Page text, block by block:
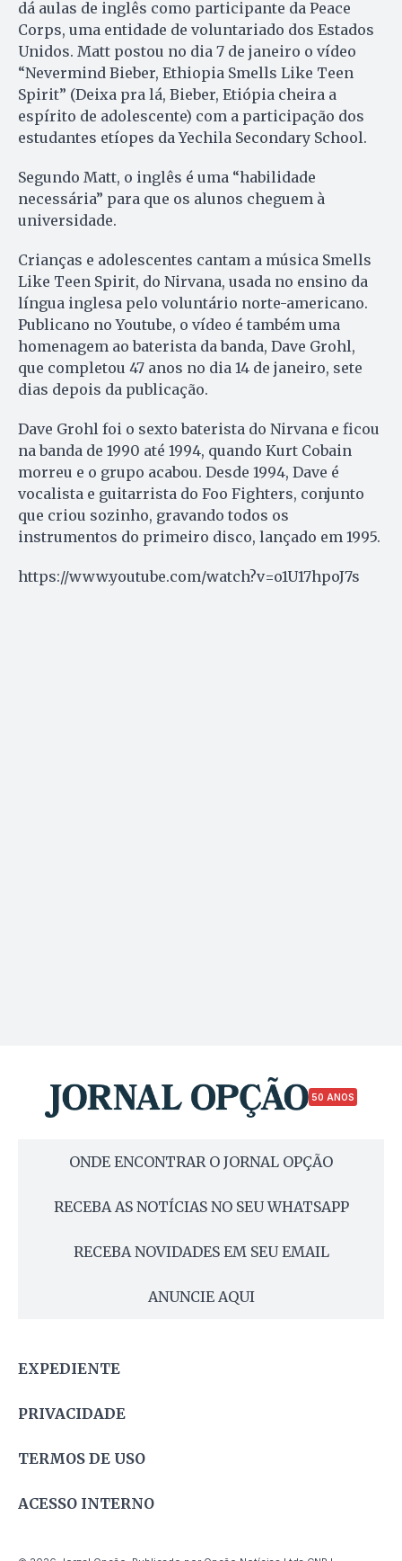
dá aulas de inglês como participante da Peace
Corps, uma entidade de voluntariado dos Estados
Unidos. Matt postou no dia 7 de janeiro o vídeo
“Nevermind Bieber, Ethiopia Smells Like Teen
Spirit” (Deixa pra lá, Bieber, Etiópia cheira a
espírito de adolescente) com a participação dos
estudantes etíopes da Yechila Secondary School.
Segundo Matt, o inglês é uma “habilidade
necessária” para que os alunos cheguem à
universidade.
Crianças e adolescentes cantam a música Smells
Like Teen Spirit, do Nirvana, usada no ensino da
língua inglesa pelo voluntário norte-americano.
Publicano no Youtube, o vídeo é também uma
homenagem ao baterista da banda, Dave Grohl,
que completou 47 anos no dia 14 de janeiro, sete
dias depois da publicação.
Dave Grohl foi o sexto baterista do Nirvana e ficou
na banda de 1990 até 1994, quando Kurt Cobain
morreu e o grupo acabou. Desde 1994, Dave é
vocalista e guitarrista do Foo Fighters, conjunto
que criou sozinho, gravando todos os
instrumentos do primeiro disco, lançado em 1995.
https://www.youtube.com/watch?v=o1U17hpoJ7s
50 ANOS
ONDE ENCONTRAR O JORNAL OPÇÃO
RECEBA AS NOTÍCIAS NO SEU WHATSAPP
RECEBA NOVIDADES EM SEU EMAIL
ANUNCIE AQUI
EXPEDIENTE
PRIVACIDADE
TERMOS DE USO
ACESSO INTERNO